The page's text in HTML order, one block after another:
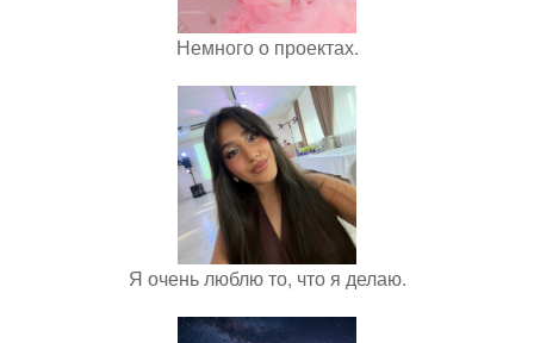
Немного о проектах.
Я очень люблю то, что я делаю.